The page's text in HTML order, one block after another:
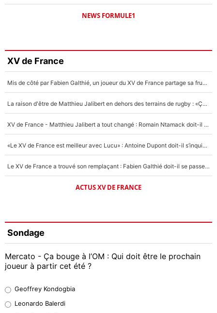
NEWS FORMULE1
XV de France
Mis de côté par Fabien Galthié, un joueur du XV de France partage sa frustration : «ils ne me l’ont pas dit tout de suite»
La raison d'être de Matthieu Jalibert en dehors des terrains de rugby : «Ça m'atteint autant que si tu touches à un membre de ma famille»
XV de France - Matthieu Jalibert a tout changé : Romain Ntamack doit-il s’inquiéter pour sa place à un an de la Coupe du monde ?
«Le XV de France est meilleur avec Lucu» : Antoine Dupont doit-il s’inquiéter pour sa place ?
Le XV de France a trouvé son remplaçant : Fabien Galthié doit-il se passer d'Antoine Dupont ?
ACTUS XV DE FRANCE
Sondage
Mercato - Ça bouge à l’OM : Qui doit être le prochain
joueur à partir cet été ?
38%
Geoffrey Kondogbia
Leonardo Balerdi